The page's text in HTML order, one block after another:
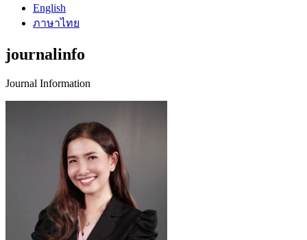
English
ภาษาไทย
journalinfo
Journal Information